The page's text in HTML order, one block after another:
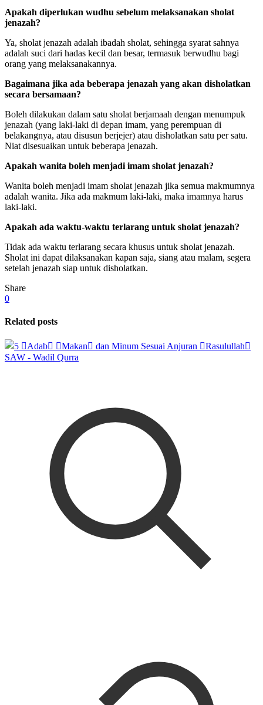
Apakah diperlukan wudhu sebelum melaksanakan sholat
jenazah?
Ya, sholat jenazah adalah ibadah sholat, sehingga syarat sahnya
adalah suci dari hadas kecil dan besar, termasuk berwudhu bagi
orang yang melaksanakannya.
Bagaimana jika ada beberapa jenazah yang akan disholatkan
secara bersamaan?
Boleh dilakukan dalam satu sholat berjamaah dengan menumpuk
jenazah (yang laki-laki di depan imam, yang perempuan di
belakangnya, atau disusun berjejer) atau disholatkan satu per satu.
Niat disesuaikan untuk beberapa jenazah.
Apakah wanita boleh menjadi imam sholat jenazah?
Wanita boleh menjadi imam sholat jenazah jika semua makmumnya
adalah wanita. Jika ada makmum laki-laki, maka imamnya harus
laki-laki.
Apakah ada waktu-waktu terlarang untuk sholat jenazah?
Tidak ada waktu terlarang secara khusus untuk sholat jenazah.
Sholat ini dapat dilaksanakan kapan saja, siang atau malam, segera
setelah jenazah siap untuk disholatkan.
Share
0
Related posts